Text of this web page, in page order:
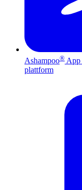
Ashampoo® App
plattform